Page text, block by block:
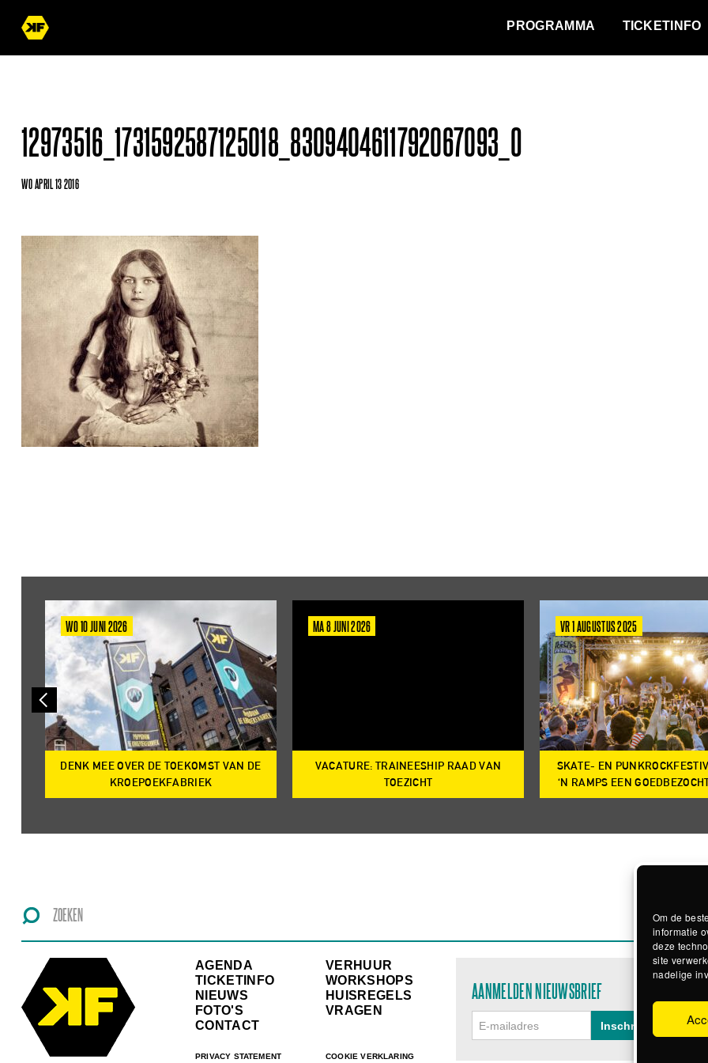
Om de
informatie
deze
site
nadelige
PROGRAMMA TICKETINFO
12973516_1731592587125018_8309404611792067093_O
WO APRIL 13 2016
WO 10 JUNI 2026
DENK MEE OVER DE TOEKOMST VAN DE
KROEPOEKFABRIEK
MA 8 JUNI 2026
VACATURE: TRAINEESHIP RAAD VAN
TOEZICHT
VR 1 AUGUSTUS 2025
SKATE- EN
‘N RAMPS EEN
AGENDA
TICKETINFO
NIEUWS
FOTO'S
CONTACT
PRIVACY STATEMENT
VERHUUR
WORKSHOPS
HUISREGELS
VRAGEN
COOKIE VERKLARING
AANMELDEN NIEUWSBRIEF